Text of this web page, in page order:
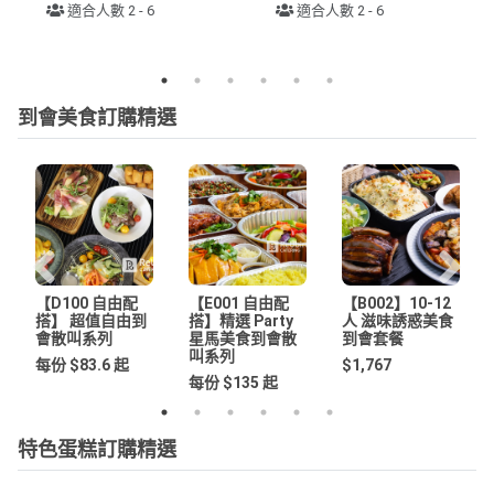
適合人數 2 - 6
適合人數 2 - 6
到會美食訂購精選
【D100 自由配
搭】 超值自由到
會散叫系列
每份 $83.6 起
【E001 自由配
搭】精選 Party
星馬美食到會散
叫系列
每份 $135 起
【B002】10-12
人 滋味誘惑美食
到會套餐
$1,767
特色蛋糕訂購精選